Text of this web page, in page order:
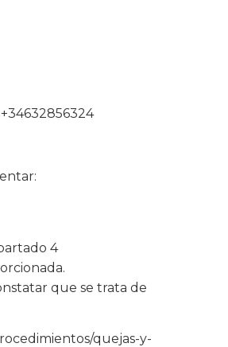
4
que se trata de
quejas-y-